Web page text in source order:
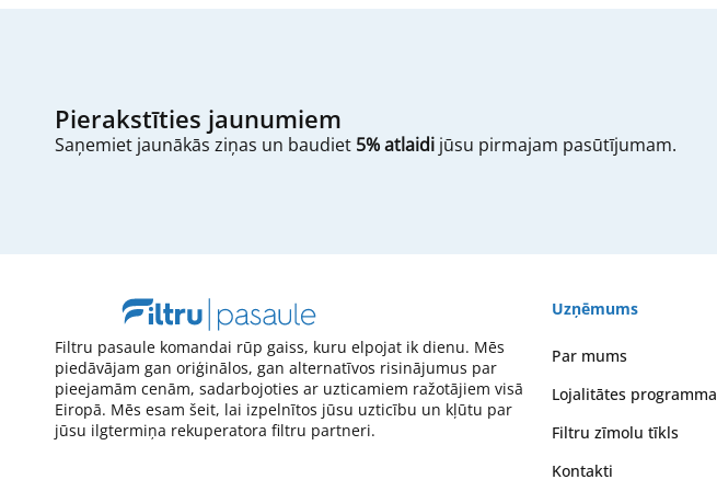
Pierakstīties jaunumiem
Saņemiet jaunākās ziņas un baudiet 5% atlaidi jūsu pirmajam pasūtījumam.
Filtru pasaule komandai rūp gaiss, kuru elpojat ik dienu. Mēs
piedāvājam gan oriģinālos, gan alternatīvos risinājumus par
pieejamām cenām, sadarbojoties ar uzticamiem ražotājiem visā
Eiropā. Mēs esam šeit, lai izpelnītos jūsu uzticību un kļūtu par
jūsu ilgtermiņa rekuperatora filtru partneri.
Uzņēmums
Par mums
Lojalitātes programma
Filtru zīmolu tīkls
Kontakti